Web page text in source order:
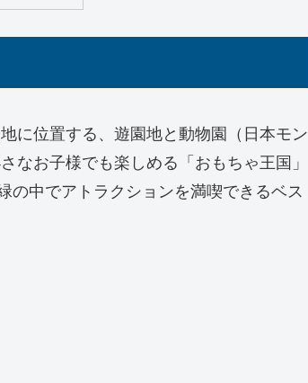
に位置する、遊園地と動物園（日本モン
なお子様でも楽しめる「おもちゃ王国」
の中でアトラクションを満喫できるベス